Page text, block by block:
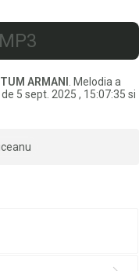
ARMANI
. Melodia a
5 sept. 2025 , 15:07:35 si